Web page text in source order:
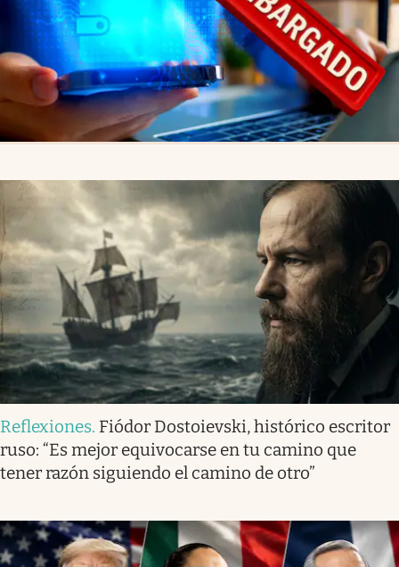
Reflexiones. Fiódor Dostoievski, histórico escritor
ruso: “Es mejor equivocarse en tu camino que
tener razón siguiendo el camino de otro”